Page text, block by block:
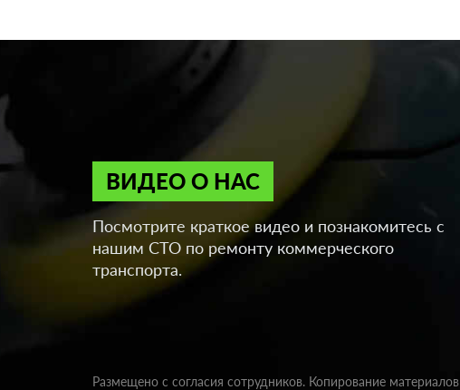
ВИДЕО О НАС
Посмотрите краткое видео и познакомитесь с
нашим СТО по ремонту коммерческого
транспорта.
Размещено с согласия сотрудников. Копирование материалов